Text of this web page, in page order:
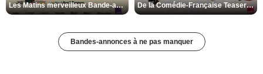
Les Matins merveilleux Bande-annonce VF De la Comédie-Française Teaser VF
Bandes-annonces à ne pas manquer